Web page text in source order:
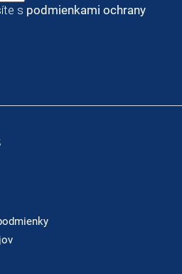
s podmienkami ochrany